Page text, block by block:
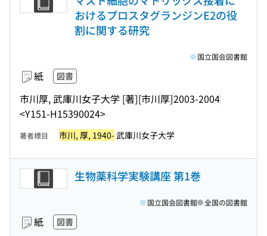
おけるプロスタグランジンE2の役
割に関する研究
紙 図書
市川厚, 武庫川女子大学 [著][市川厚]2003-2004
<Y151-H15390024>
国立国会図書館
著者標目 市川, 厚, 1940-武庫川女子大学
生物薬科学実験講座 第1巻
紙 図書
国立国会図書館 全国の図書館